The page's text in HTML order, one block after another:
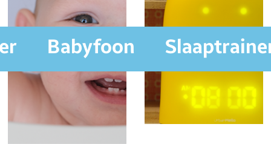
Babyfoon